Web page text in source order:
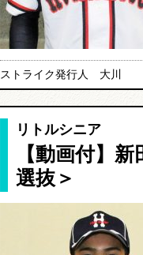
ストライク発行人 大川
リトルシニア
【動画付】
選抜＞